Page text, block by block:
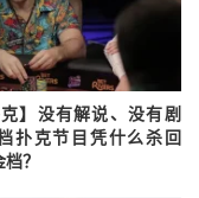
克】没有解说、没有剧
扑克节目凭什么杀回
？